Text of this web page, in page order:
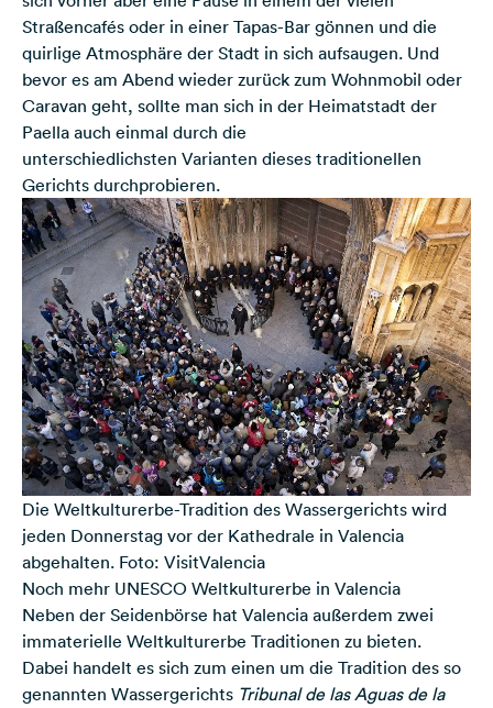
Straßencafés oder in einer Tapas-Bar gönnen und die
quirlige Atmosphäre der Stadt in sich aufsaugen. Und
bevor es am Abend wieder zurück zum Wohnmobil oder
Caravan geht, sollte man sich in der Heimatstadt der
Paella auch einmal durch die
unterschiedlichsten Varianten dieses traditionellen
Gerichts durchprobieren.
Die Weltkulturerbe-Tradition des Wassergerichts wird
jeden Donnerstag vor der Kathedrale in Valencia
abgehalten. Foto: VisitValencia
Noch mehr UNESCO Weltkulturerbe in Valencia
Neben der Seidenbörse hat Valencia außerdem zwei
immaterielle Weltkulturerbe Traditionen zu bieten.
Dabei handelt es sich zum einen um die Tradition des so
genannten Wassergerichts Tribunal de las Aguas de la